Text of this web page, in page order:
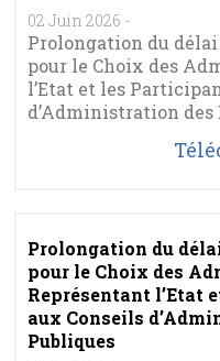
02 Juin 2026 -
Prolongation du
pour le Choix des
l’Etat et les
d’Administration des
Prolongation du
pour le Choix des
Représentant l’Etat
aux Conseils
Publiques